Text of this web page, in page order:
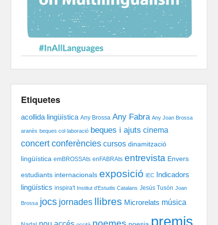
Etiquetes
acollida lingüística Any Brossa Any Fabra Any Joan Brossa
aranès beques col·laboració beques i ajuts cinema
concert conferències cursos dinamització
lingüística emBROSSAts enFABRAts entrevista Envers
estudiants internacionals exposició IEC
Indicadors
lingüístics inspira't Institut d'Estudis Catalans Jesús Tusón Joan
Brossa jocs jornades llibres Microrelats música
premis